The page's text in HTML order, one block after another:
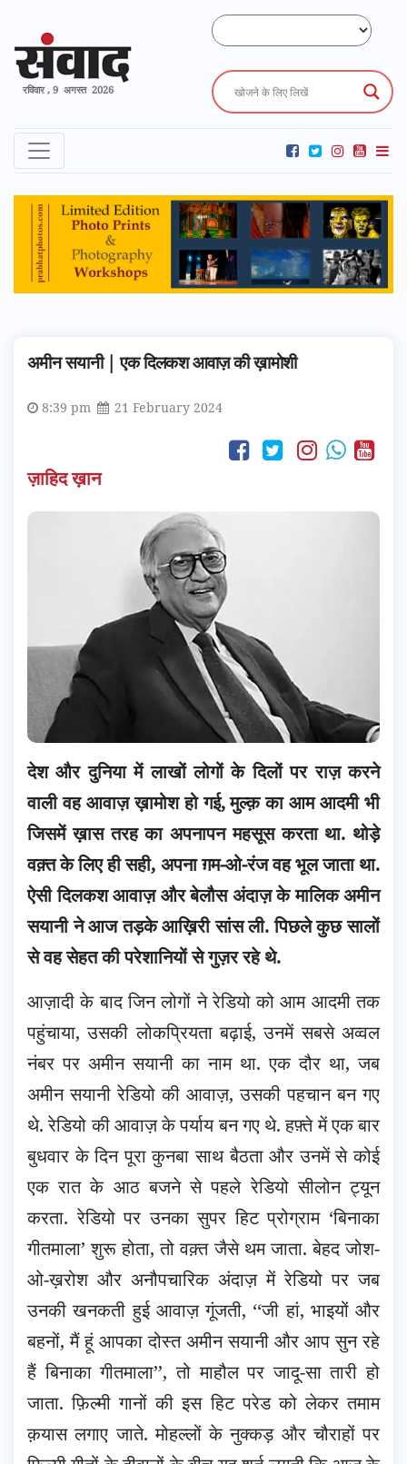
रविवार , 9 अगस्त 2026
अमीन सयानी | एक दिलकश आवाज़ की ख़ामोशी
8:39 pm 21 February 2024
ज़ाहिद ख़ान
देश और दुनिया में लाखों लोगों के दिलों पर राज़ करने
वाली वह आवाज़ ख़ामोश हो गई, मुल्क़ का आम आदमी भी
जिसमें ख़ास तरह का अपनापन महसूस करता था. थोड़े
वक़्त के लिए ही सही, अपना ग़म-ओ-रंज वह भूल जाता था.
ऐसी दिलकश आवाज़ और बेलौस अंदाज़ केमालिक अमीन
सयानी ने आज तड़के आख़िरी सांस ली. पिछले कुछ सालों
से वह सेहत की परेशानियों से गुज़र रहे थे.
आज़ादी के बाद जिन लोगों ने रेडियो को आम आदमी तक
पहुंचाया, उसकी लोकप्रियता बढ़ाई, उनमें सबसे अव्वल
नंबर पर अमीन सयानी का नाम था. एक दौर था, जब
अमीन सयानी रेडियो की आवाज़, उसकी पहचान बन गए
थे. रेडियो की आवाज़ के पर्याय बन गए थे. हफ़्ते में एक बार
बुधवार के दिन पूरा कुनबा साथ बैठता और उनमें से कोई
एक रात के आठ बजने से पहले रेडियो सीलोन ट्यून
करता. रेडियो पर उनका सुपर हिट प्रोग्राम ‘बिनाका
गीतमाला’ शुरू होता, तो वक़्त जैसे थम जाता. बेहद जोश-
ओ-ख़रोश और अनौपचारिक अंदाज़ में रेडियो पर जब
उनकी खनकती हुई आवाज़ गूंजती, ‘‘जी हां, भाइयों और
बहनों, मैं हूं आपका दोस्त अमीन सयानी और आप सुन रहे
हैं बिनाका गीतमाला’’, तो माहौल पर जादू-सा तारी हो
जाता. फ़िल्मी गानों की इस हिट परेड को लेकर तमाम
क़यास लगाए जाते. मोहल्लों के नुक्कड़ और चौराहों पर